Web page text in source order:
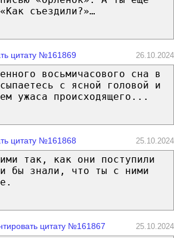
съездили?»…
цитату №161869 26.10.2024
восьмичасового сна в
с ясной головой и
ужаса происходящего...
цитату №161868 25.10.2024
так, как они поступили
бы знали, что ты с ними
цитату №161867 25.10.2024